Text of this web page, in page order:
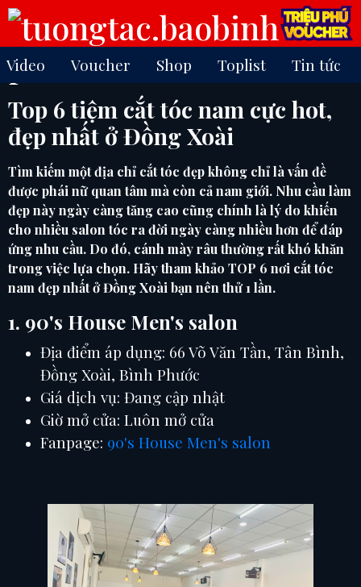
Video Voucher Shop Toplist Tin tức
Top 6 tiệm cắt tóc nam cực hot,
đẹp nhất ở Đồng Xoài
Tìm kiếm một địa chỉ cắt tóc đẹp không chỉ là vấn đề
được phái nữ quan tâm mà còn cả nam giới. Nhu cầu làm
đẹp này ngày càng tăng cao cũng chính là lý do khiến
cho nhiều salon tóc ra đời ngày càng nhiều hơn để đáp
ứng nhu cầu. Do đó, cánh mày râu thường rất khó khăn
trong việc lựa chọn. Hãy tham khảo TOP 6 nơi cắt tóc
nam đẹp nhất ở Đồng Xoài bạn nên thử 1 lần.
1. 90's House Men's salon
Địa điểm áp dụng: 66 Võ Văn Tần, Tân Bình,
Đồng Xoài, Bình Phước
Giá dịch vụ: Đang cập nhật
Giờ mở cửa: Luôn mở cửa
Fanpage: 90's House Men's salon